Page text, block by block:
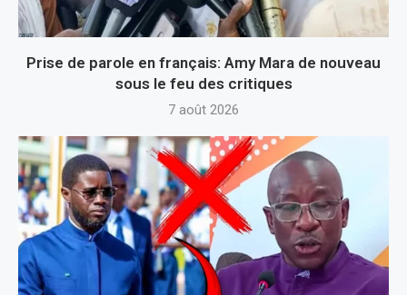
Prise de parole en français: Amy Mara de nouveau
sous le feu des critiques
7 août 2026